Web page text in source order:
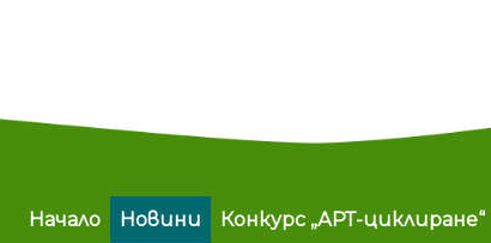
Main navigation
Начало Новини Конкурс „АРТ-циклиране“